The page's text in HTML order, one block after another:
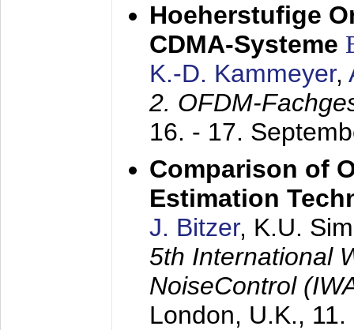
Hoeherstufige
CDMA-Systeme
K.-D. Kammeyer,
2. OFDM-
16. - 17.
Comparison of
Estimation
J. Bitzer, K.U.
5th International
NoiseControl
London, U.K.,